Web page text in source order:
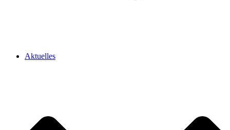
Aktuelles